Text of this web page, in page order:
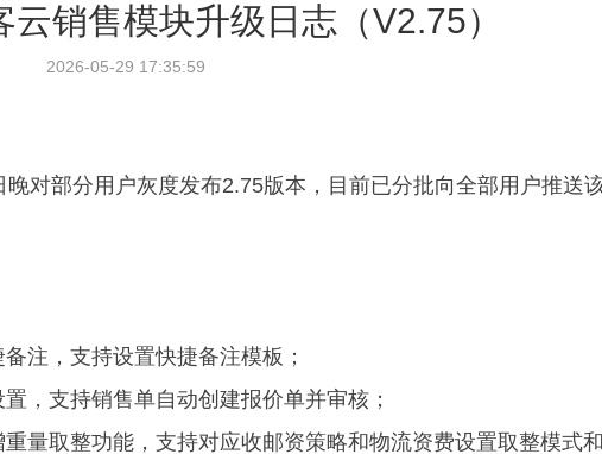
销售模块升级日志（V2.75）
2026-05-29 17:35:59
部分用户灰度发布2.75版本，目前已分批向全部用户推送
注，支持设置快捷备注模板；
，支持销售单自动创建报价单并审核；
量取整功能，支持对应收邮资策略和物流资费设置取整模式